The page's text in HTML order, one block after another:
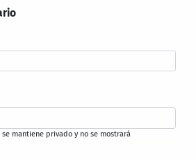
mantiene privado y no se mostrará